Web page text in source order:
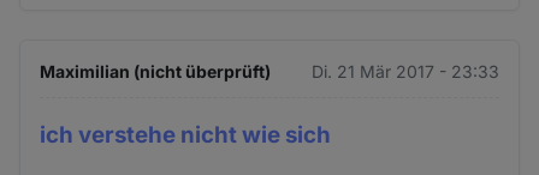
Maximilian (nicht überprüft) Di. 21 Mär 2017 - 23:33
ich verstehe nicht wie sich